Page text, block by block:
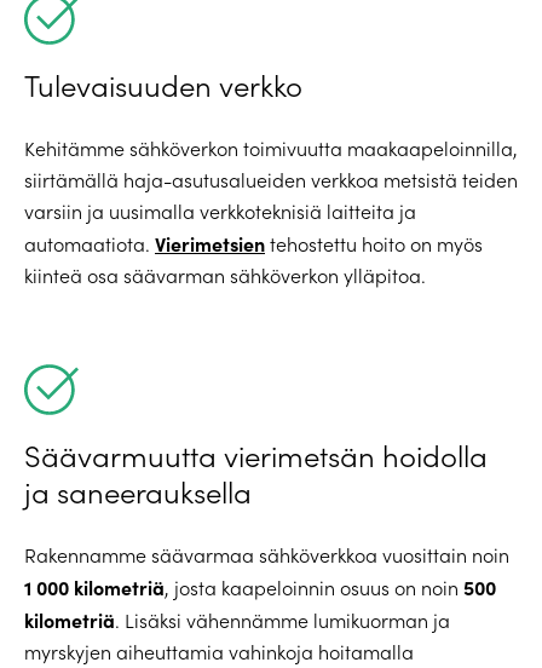
Tulevaisuuden verkko
Kehitämme sähköverkon toimivuutta maakaapeloinnilla,
siirtämällä haja-asutusalueiden verkkoa metsistä teiden
varsiin ja uusimalla verkkoteknisiä laitteita ja
automaatiota. Vierimetsientehostettu hoito on myös
kiinteä osa säävarman sähköverkon ylläpitoa.
Säävarmuutta vierimetsän hoidolla
ja saneerauksella
Rakennamme säävarmaa sähköverkkoa vuosittain noin
1 000 kilometriä, josta kaapeloinnin osuus on noin 500
kilometriä. Lisäksi vähennämme lumikuorman ja
myrskyjen aiheuttamia vahinkoja hoitamalla